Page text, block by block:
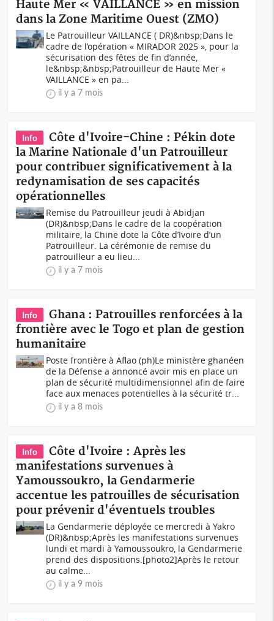
Haute Mer « VAILLANCE » en mission
dans la Zone Maritime Ouest (ZMO)
Le Patrouilleur VAILLANCE ( DR)&nbsp;Dans le
cadre de l’opération « MIRADOR 2025 », pour la
sécurisation des fêtes de fin d’année,
le&nbsp;&nbsp;Patrouilleur de Haute Mer «
VAILLANCE » en pa...
il y a 7 mois
Info
Côte d'Ivoire-Chine : Pékin dote
la Marine Nationale d'un Patrouilleur
pour contribuer significativement à la
redynamisation de ses capacités
opérationnelles
Remise du Patrouilleur jeudi à Abidjan
(DR)&nbsp;Dans le cadre de la coopération
militaire, la Chine dote la Côte d’Ivoire d’un
Patrouilleur. La cérémonie de remise du
patrouilleur a eu lieu...
il y a 7 mois
Info
Ghana : Patrouilles renforcées à la
frontière avec le Togo et plan de gestion
humanitaire
Poste frontière à Aflao (ph)Le ministère ghanéen
de la Défense a annoncé avoir mis en place un
plan de sécurité multidimensionnel afin de faire
face aux menaces potentielles à la sécurité tr...
il y a 8 mois
Info
Côte d'Ivoire : Après les
manifestations survenues à
Yamoussoukro, la Gendarmerie
accentue les patrouilles de sécurisation
pour prévenir d'éventuels troubles
La Gendarmerie déployée ce mercredi à Yakro
(DR)&nbsp;Après les manifestations survenues
lundi et mardi à Yamoussoukro, la Gendarmerie
prend des dispositions.[photo2]Après le retour
au calme...
il y a 9 mois